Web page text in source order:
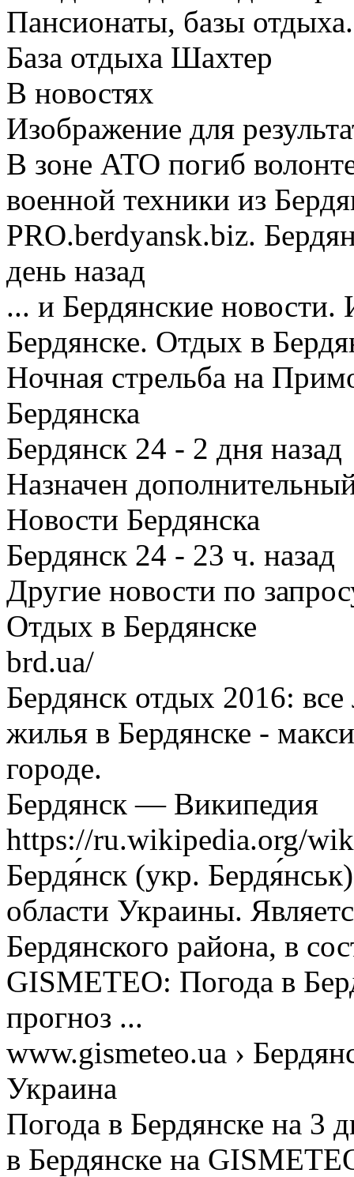
‎Пансионаты, базы
‎База отдыха Шахтер
В новостях
Изображение для
В зоне АТО погиб
военной техники из
PRO.berdyansk.biz.
день назад
... и Бердянские
Бердянске. Отдых в
Ночная стрельба на
Бердянска
Бердянск 24‎ - 2 дня назад
Назначен
Новости Бердянска
Бердянск 24‎ - 23 ч. назад
Другие новости по
Отдых в Бердянске
brd.ua/
Бердянск отдых 2016:
жилья в Бердянске -
городе.
Бердянск — Википедия
https://ru.wikipedia.org/
Бердя́нск (укр.
области Украины.
Бердянского района, в
GISMETEO: Погода в
прогноз ...
www.gismeteo.ua ›
Украина
Погода в Бердянске на 3
в Бердянске на